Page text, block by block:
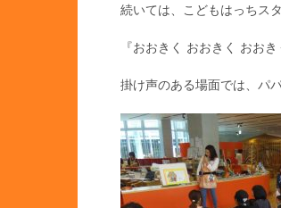
続いては、こどもはっちス
『おおきく おおきく おお
掛け声のある場面では、パ